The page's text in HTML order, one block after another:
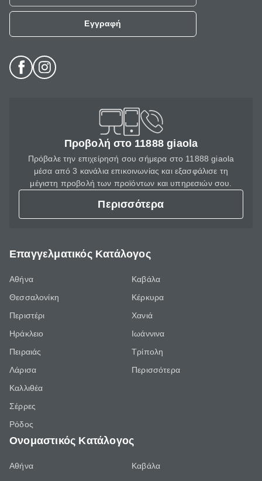
Εγγραφή
Προβολή στο 11888 giaola
Πρόβαλε την επιχείρησή σου σήμερα στο 11888 giaola
μέσα από 3 κανάλια επικοινωνίας και εξασφάλισε τη
μέγιστη προβολή των προϊόντων και υπηρεσιών σου.
Περισσότερα
Επαγγελματικός Κατάλογος
Αθήνα
Θεσσαλονίκη
Περιστέρι
Ηράκλειο
Πειραιάς
Λάρισα
Καλλιθέα
Σέρρες
Ρόδος
Καβάλα
Κέρκυρα
Χανιά
Ιωάννινα
Τρίπολη
Περισσότερα
Ονομαστικός Κατάλογος
Αθήνα
Καβάλα